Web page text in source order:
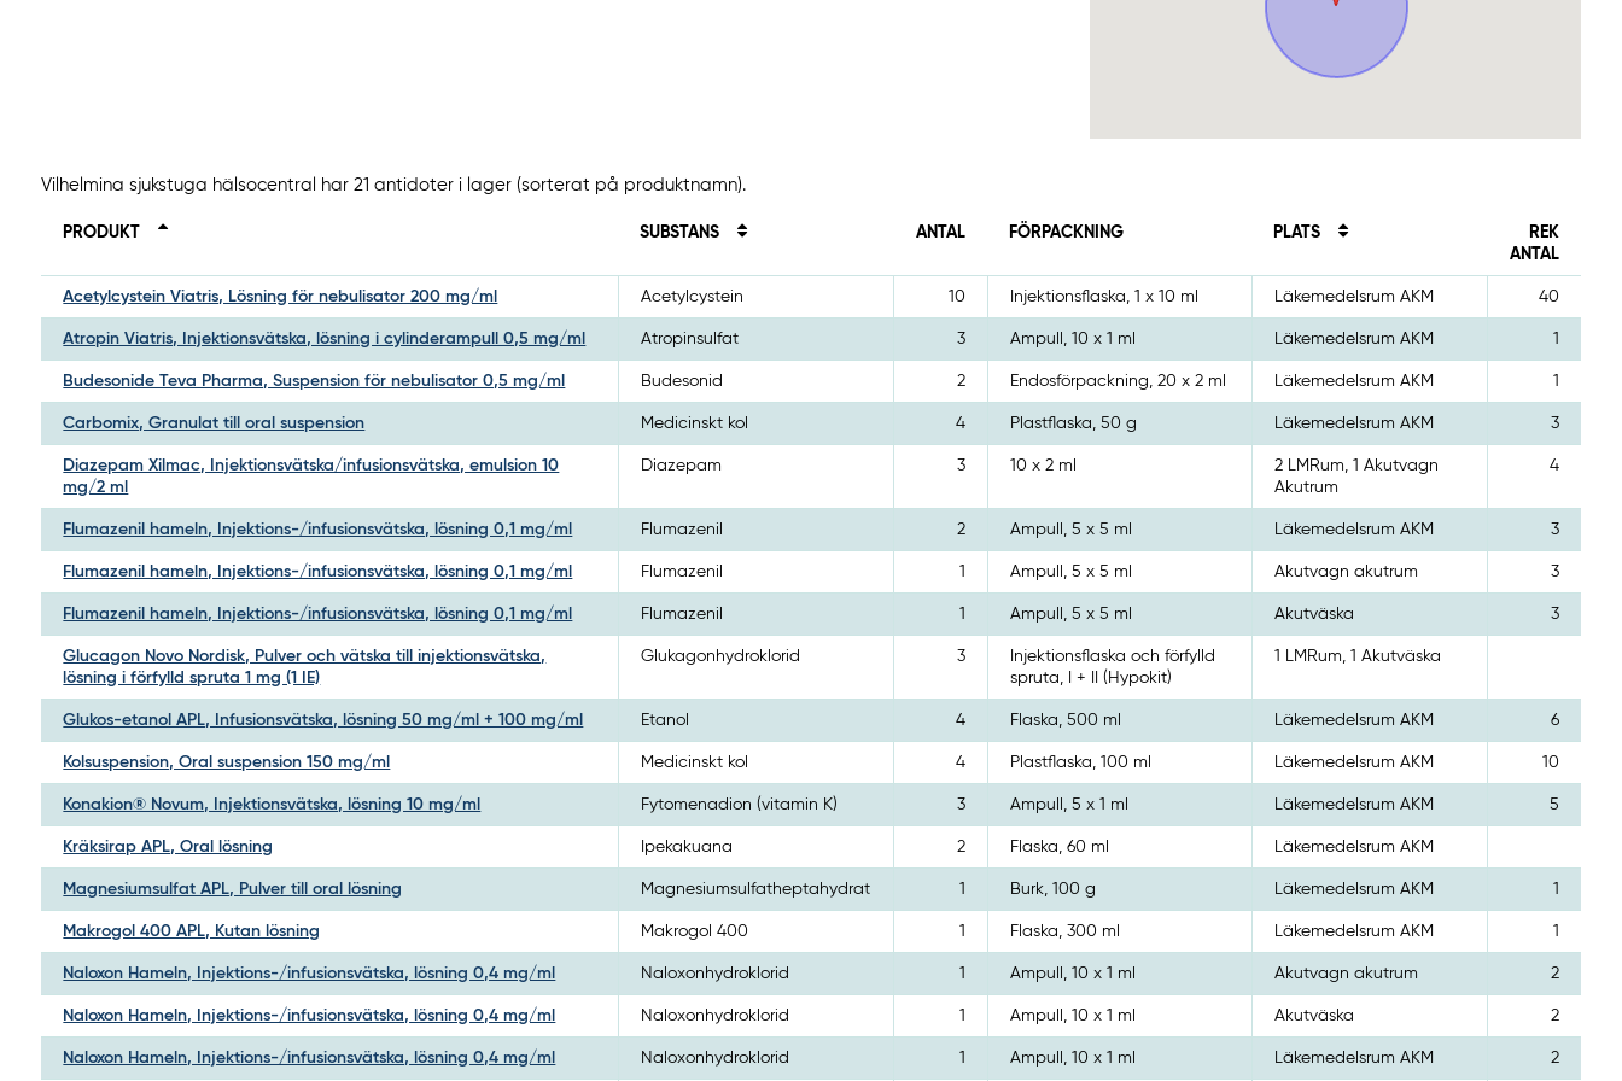
Vilhelmina sjukstuga hälsocentral har 21 antidoter i lager (sorterat på produktnamn).
PRODUKT SUBSTANS ANTAL FÖRPACKNING PLATS
REK
ANTAL
Acetylcystein Viatris, Lösning för nebulisator 200 mg/ml Acetylcystein 10 Injektionsflaska, 1 x 10 ml Läkemedelsrum AKM 40
Atropin Viatris, Injektionsvätska, lösning i cylinderampull 0,5 mg/ml Atropinsulfat 3 Ampull, 10 x 1 ml Läkemedelsrum AKM 1
Budesonide Teva Pharma, Suspension för nebulisator 0,5 mg/ml Budesonid 2 Endosförpackning, 20 x 2 ml Läkemedelsrum AKM 1
Carbomix, Granulat till oral suspension Medicinskt kol 4 Plastflaska, 50 g Läkemedelsrum AKM 3
Diazepam Xilmac, Injektionsvätska/infusionsvätska, emulsion 10
mg/2 ml
Diazepam 3 10 x 2 ml
2 LMRum, 1 Akutvagn
Akutrum
4
Flumazenil hameln, Injektions-/infusionsvätska, lösning 0,1 mg/ml Flumazenil 2 Ampull, 5 x 5 ml Läkemedelsrum AKM 3
Flumazenil hameln, Injektions-/infusionsvätska, lösning 0,1 mg/ml Flumazenil 1 Ampull, 5 x 5 ml Akutvagn akutrum 3
Flumazenil hameln, Injektions-/infusionsvätska, lösning 0,1 mg/ml Flumazenil 1 Ampull, 5 x 5 ml Akutväska 3
Glucagon Novo Nordisk, Pulver och vätska till injektionsvätska,
lösning i förfylld spruta 1 mg (1 IE)
Glukagonhydroklorid 3
Injektionsflaska och förfylld
spruta, I + II (Hypokit)
1 LMRum, 1 Akutväska
Glukos-etanol APL, Infusionsvätska, lösning 50 mg/ml + 100 mg/ml Etanol 4 Flaska, 500 ml Läkemedelsrum AKM 6
Kolsuspension, Oral suspension 150 mg/ml Medicinskt kol 4 Plastflaska, 100 ml Läkemedelsrum AKM 10
Konakion® Novum, Injektionsvätska, lösning 10 mg/ml Fytomenadion (vitamin K) 3 Ampull, 5 x 1 ml Läkemedelsrum AKM 5
Kräksirap APL, Oral lösning Ipekakuana 2 Flaska, 60 ml Läkemedelsrum AKM
Magnesiumsulfat APL, Pulver till oral lösning Magnesiumsulfatheptahydrat 1 Burk, 100 g Läkemedelsrum AKM 1
Makrogol 400 APL, Kutan lösning Makrogol 400 1 Flaska, 300 ml Läkemedelsrum AKM 1
Naloxon Hameln, Injektions-/infusionsvätska, lösning 0,4 mg/ml Naloxonhydroklorid 1 Ampull, 10 x 1 ml Akutvagn akutrum 2
Naloxon Hameln, Injektions-/infusionsvätska, lösning 0,4 mg/ml Naloxonhydroklorid 1 Ampull, 10 x 1 ml Akutväska 2
Naloxon Hameln, Injektions-/infusionsvätska, lösning 0,4 mg/ml Naloxonhydroklorid 1 Ampull, 10 x 1 ml Läkemedelsrum AKM 2